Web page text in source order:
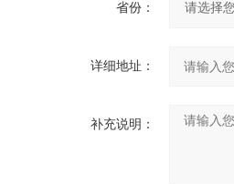
省份：
详细地址：
补充说明：